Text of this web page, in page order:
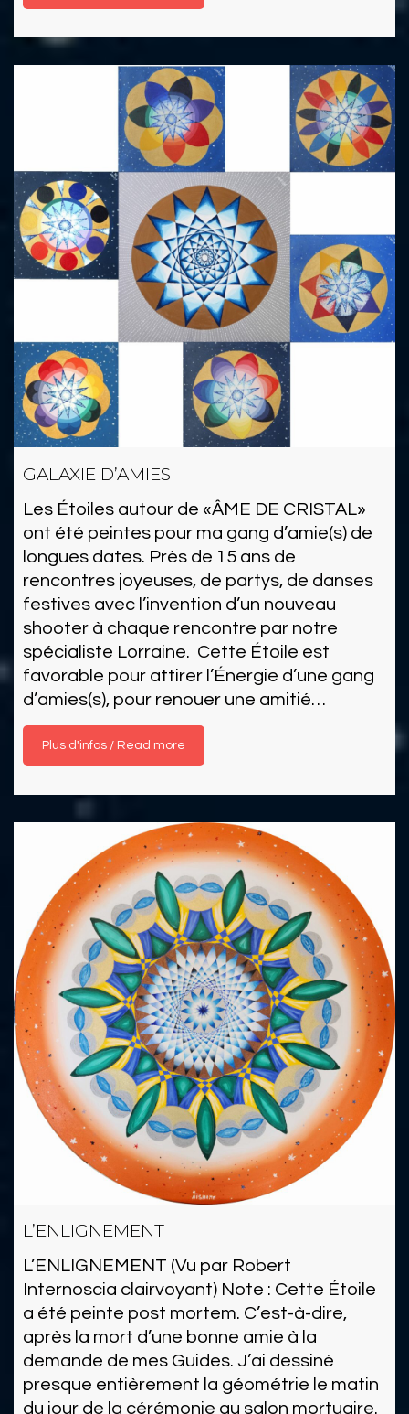
GALAXIE D’AMIES
Les Étoiles autour de «ÂME DE CRISTAL»
ont été peintes pour ma gang d’amie(s) de
longues dates. Près de 15 ans de
rencontres joyeuses, de partys, de danses
festives avec l’invention d’un nouveau
shooter à chaque rencontre par notre
spécialiste Lorraine. Cette Étoile est
favorable pour attirer l’Énergie d’une gang
d’amies(s), pour renouer une amitié…
Read more
L’ENLIGNEMENT
L’ENLIGNEMENT (Vu par Robert
Internoscia clairvoyant) Note : Cette Étoile
a été peinte post mortem. C’est-à-dire,
après la mort d’une bonne amie à la
demande de mes Guides. J’ai dessiné
presque entièrement la géométrie le matin
du jour de la cérémonie au salon mortuaire.